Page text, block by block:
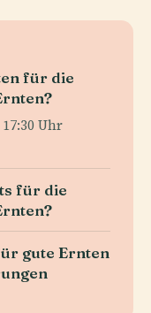
für die
Uhr
für die
gute Ernten